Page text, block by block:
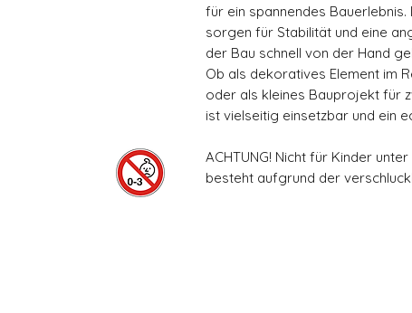
für ein spannendes
sorgen für Stabilität und eine
der Bau schnell von der Hand
Ob als dekoratives Element im
oder als kleines Bauprojekt für
ist vielseitig einsetzbar und ein
ACHTUNG! Nicht für Kinder
besteht aufgrund der